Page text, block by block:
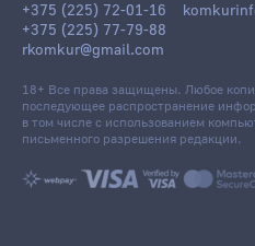
+375 (225) 72-01-16
+375 (225) 77-79-88
rkomkur@gmail.com
18+ Все права защищены. Любое
последующее распространение
в том числе с использованием
письменного разрешения редакции.